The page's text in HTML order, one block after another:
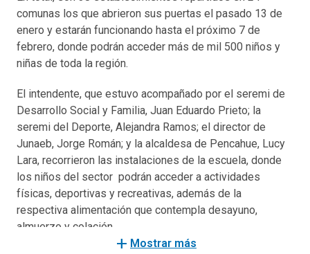
comunas los que abrieron sus puertas el pasado 13 de
enero y estarán funcionando hasta el próximo 7 de
febrero, donde podrán acceder más de mil 500 niños y
niñas de toda la región.
El intendente, que estuvo acompañado por el seremi de
Desarrollo Social y Familia, Juan Eduardo Prieto; la
seremi del Deporte, Alejandra Ramos; el director de
Junaeb, Jorge Román; y la alcaldesa de Pencahue, Lucy
Lara, recorrieron las instalaciones de la escuela, donde
los niños del sector podrán acceder a actividades
físicas, deportivas y recreativas, además de la
respectiva alimentación que contempla desayuno,
almuerzo y colación.
add Mostrar más